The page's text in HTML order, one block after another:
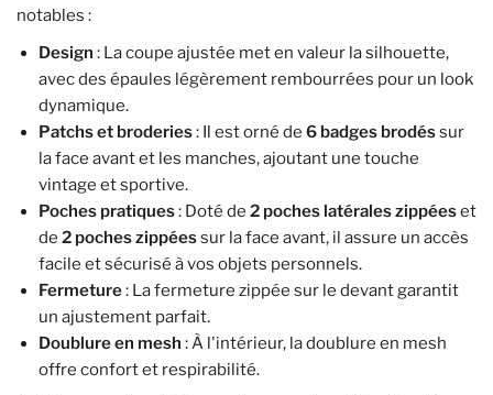
notables :
Design : La coupe ajustée met en valeur la silhouette,
avec des épaules légèrement rembourrées pour un look
dynamique.
Patchs et broderies: Il est orné de 6 badges brodéssur
la face avant et les manches, ajoutant une touche
vintage et sportive.
Poches pratiques: Doté de 2 poches latérales zippéeset
de 2 poches zippéessur la face avant, il assure un accès
facile et sécurisé à vos objets personnels.
Fermeture: La fermeture zippée sur le devant garantit
un ajustement parfait.
Doublure en mesh : À l'intérieur, la doublure en mesh
offre confort et respirabilité.